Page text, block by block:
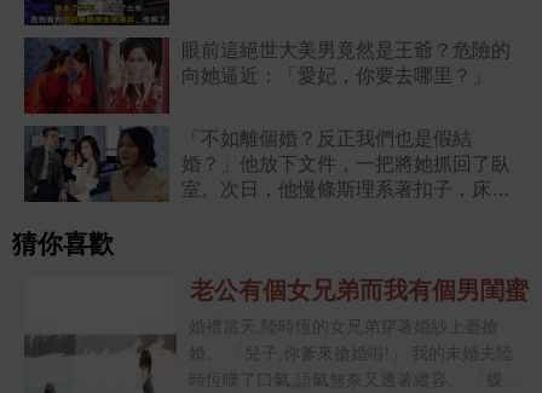
眼前這絕世大美男竟然是王爺？危險的
向她逼近：「愛妃，你要去哪里？」
「不如離個婚？反正我們也是假結
婚？」他放下文件，一把將她抓回了臥
室。次日，他慢條斯理系著扣子，床頭
猜你喜歡
老公有個女兄弟而我有個男閨蜜
婚禮當天,陸時恆的女兄弟穿著婚紗上臺搶
婚。 「兒子,你爹來搶婚啦!」 我的未婚夫陸
時恆嘆了口氣,語氣無奈又透著縱容。 「蝶